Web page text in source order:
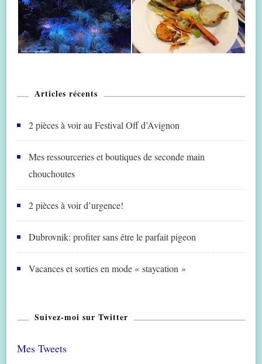
Articles récents
2 pièces à voir au Festival Off d’Avignon
Mes ressourceries et boutiques de seconde main
chouchoutes
2 pièces à voir d’urgence!
Dubrovnik: profiter sans être le parfait pigeon
Vacances et sorties en mode « staycation »
Suivez-moi sur Twitter
Mes Tweets